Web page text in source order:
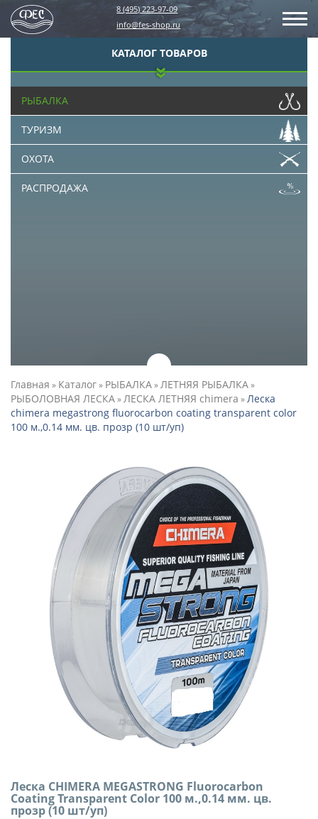
8 (495) 223-97-09
info@fes-shop.ru
КАТАЛОГ ТОВАРОВ
РЫБАЛКА
ТУРИЗМ
ОХОТА
РАСПРОДАЖА
Главная » Каталог» РЫБАЛКА»ЛЕТНЯЯ РЫБАЛКА»
РЫБОЛОВНАЯ ЛЕСКА»ЛЕСКА ЛЕТНЯЯ chimera »Леска
chimera megastrong fluorocarbon coating transparent color
100 м.,0.14 мм. цв. прозр (10 шт/уп)
Леска CHIMERA MEGASTRONG Fluorocarbon
Coating Transparent Color 100 м.,0.14 мм. цв.
прозр (10 шт/уп)